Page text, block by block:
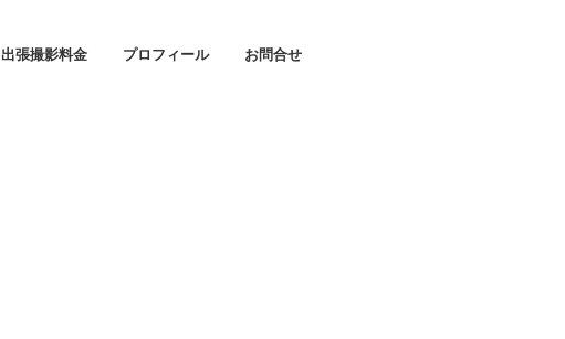
出張撮影料金 プロフィール お問合せ